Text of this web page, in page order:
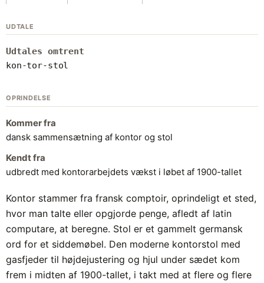
UDTALE
Udtales omtrent
kon-tor-stol
OPRINDELSE
Kommer fra
dansk sammensætning af kontor og stol
Kendt fra
udbredt med kontorarbejdets vækst i løbet af 1900-tallet
Kontor stammer fra fransk comptoir, oprindeligt et sted,
hvor man talte eller opgjorde penge, afledt af latin
computare, at beregne. Stol er et gammelt germansk
ord for et siddemøbel. Den moderne kontorstol med
gasfjeder til højdejustering og hjul under sædet kom
frem i midten af 1900-tallet, i takt med at flere og flere